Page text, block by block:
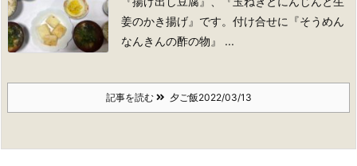
姜のかき揚げ』です。付け合せに『そうめん
なんきんの酢の物』 ...
記事を読む 夕ご飯2022/03/13